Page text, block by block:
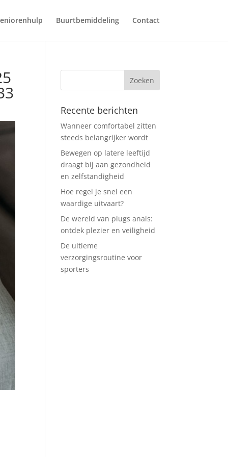
Buurtbemiddeling Contact
Recente berichten
Wanneer comfortabel zitten
steeds belangrijker wordt
Bewegen op latere leeftijd
draagt bij aan gezondheid
en zelfstandigheid
Hoe regel je snel een
waardige uitvaart?
De wereld van plugs anais:
ontdek plezier en veiligheid
De ultieme
verzorgingsroutine voor
sporters